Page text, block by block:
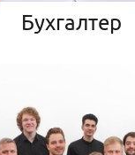
Бухгалтер